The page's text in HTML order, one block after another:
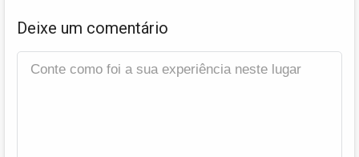
Deixe um comentário